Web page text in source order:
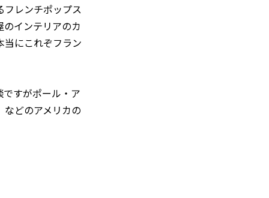
フレンチポップス
インテリアのカ
にこれぞフラン
すがポール・ア
などのアメリカの